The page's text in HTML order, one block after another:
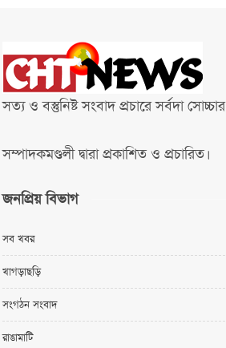
সত্য ও বস্তুনিষ্ট সংবাদ প্রচারে সর্বদা সোচ্চার
সম্পাদকমণ্ডলী দ্বারা প্রকাশিত ও প্রচারিত।
জনপ্রিয় বিভাগ
সব খবর
খাগড়াছড়ি
সংগঠন সংবাদ
রাঙামাটি